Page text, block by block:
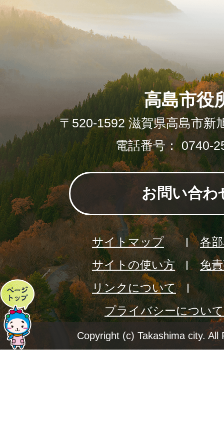
ペ
ー
ジ
高島市役
〒520-1592 滋賀県高島市新
電話番号： 0740-
お問い合わ
サイトマップ
各
サイトの使い方
免
リンクについて
プライバシーについて
Copyright (c) Takashima city. All